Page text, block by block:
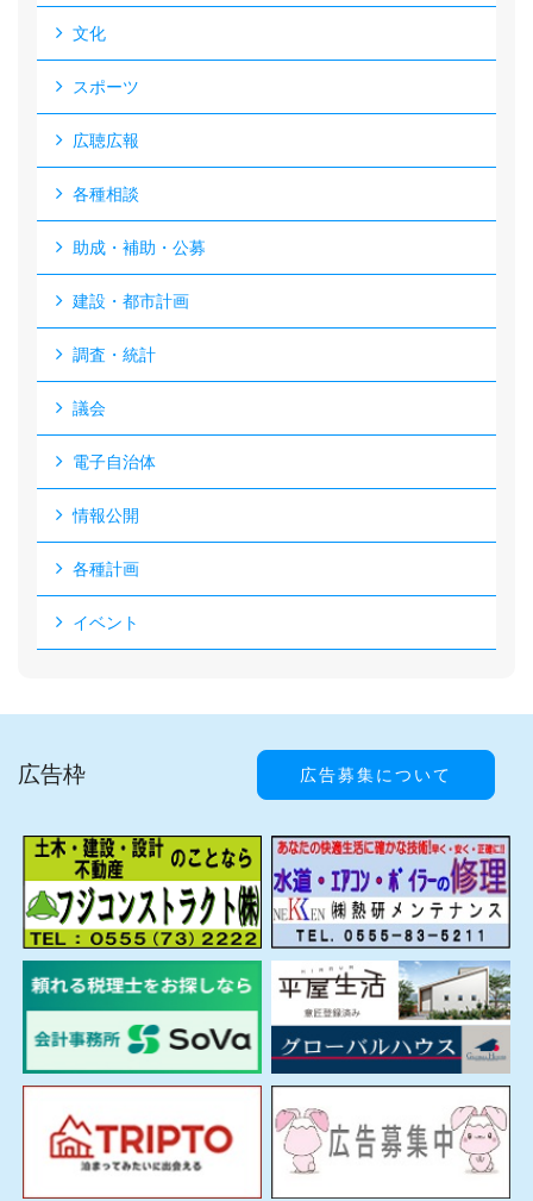
文化
スポーツ
広聴広報
各種相談
助成・補助・公募
建設・都市計画
調査・統計
議会
電子自治体
情報公開
各種計画
イベント
広告枠 広告募集について